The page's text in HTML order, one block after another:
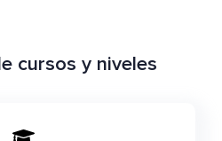
cursos y niveles